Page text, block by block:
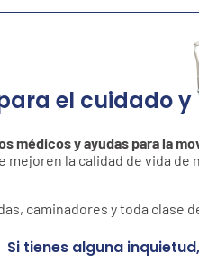
el cuidado
médicos y ayudas para la
la calidad de vida
caminadores y toda clase
Si tienes alguna